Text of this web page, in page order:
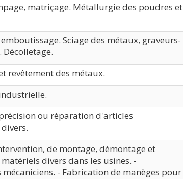
matriçage. Métallurgie des poudres et
Sciage des métaux, graveurs-
revêtement des métaux.
ou réparation d'articles
de montage, démontage et
divers dans les usines. -
mécaniciens. - Fabrication de manèges pour